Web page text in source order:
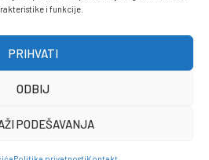
i funkcije.
PRIHVATI
ODBIJ
PODEŠAVANJA